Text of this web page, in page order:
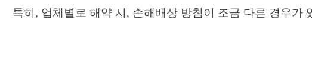
특히, 업체별로 해약 시, 손해배상 방침이 조금 다른 경우가